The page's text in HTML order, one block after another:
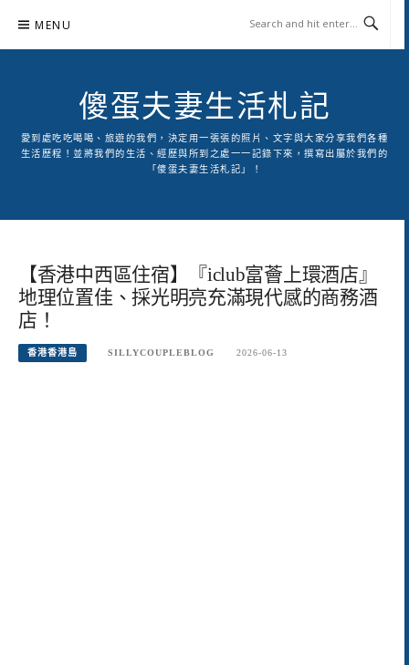
content
MENU
傻蛋夫妻生活札記
愛到處吃吃喝喝、旅遊的我們，決定用一張張的照片、文字與大家分享我們各種
生活歷程！並將我們的生活、經歷與所到之處一一記錄下來，撰寫出屬於我們的
「傻蛋夫妻生活札記」！
【香港中西區住宿】『iclub富薈上環酒店』
地理位置佳、採光明亮充滿現代感的商務酒
店！
香港香港島 SILLYCOUPLEBLOG 2026-06-13